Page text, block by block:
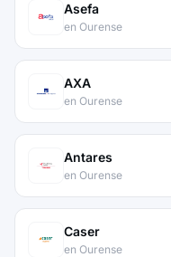
Asefa
en Ourense
AXA
en Ourense
Antares
en Ourense
Caser
en Ourense